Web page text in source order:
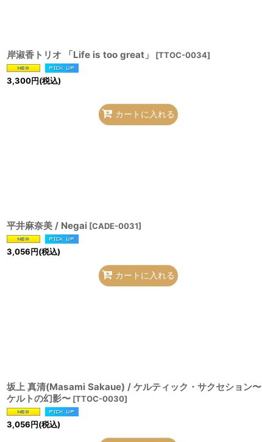
岸淑香トリオ 「Life is too great」 [TTOC-0034]
3,300円(税込)
カートに入れる
平井麻奈美 / Negai [CADE-0031]
3,056円(税込)
カートに入れる
坂上 真清(Masami Sakaue) / ケルティック・サクセション〜
ケルトの幻影〜 [TTOC-0030]
3,056円(税込)